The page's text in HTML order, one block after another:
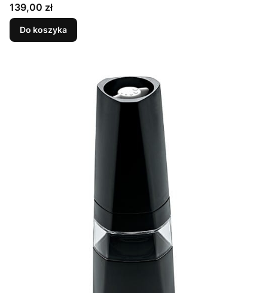
Cena
139,00 zł
Do koszyka